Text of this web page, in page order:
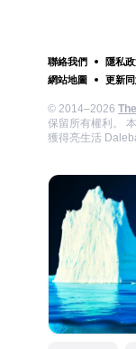
聯絡我們 隱私
網站地圖
更新
© 2014–2026
保留所有權利。
獲得亮生活